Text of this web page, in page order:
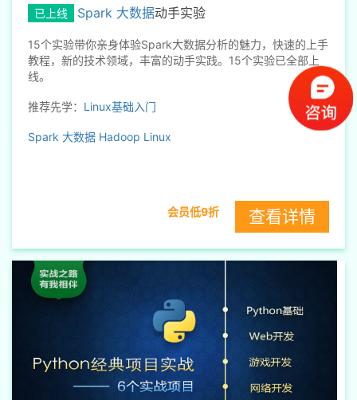
已上线 Spark 大数据动手实验
15个实验带你亲身体验Spark大数据分析的魅力，快速的上手
教程，新的技术领域，丰富的动手实践。15个实验已全部上
线。
推荐先学： Linux基础入门
Spark 大数据 Hadoop Linux
会员低9折 查看详情